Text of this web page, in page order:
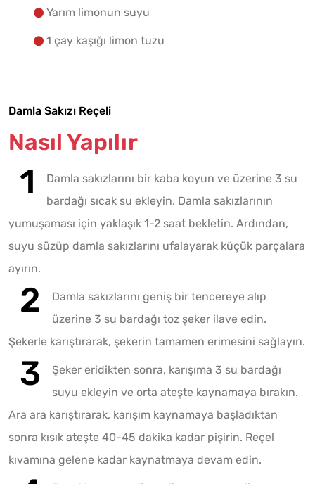
Yarım limonun suyu
1 çay kaşığı limon tuzu
Damla Sakızı Reçeli
Nasıl Yapılır
Damla sakızlarını bir kaba koyun ve üzerine 3 su
bardağı sıcak su ekleyin. Damla sakızlarının
yumuşaması için yaklaşık 1-2 saat bekletin. Ardından,
suyu süzüp damla sakızlarını ufalayarak küçük parçalara
ayırın.
Damla sakızlarını geniş bir tencereye alıp
üzerine 3 su bardağı toz şeker ilave edin.
Şekerle karıştırarak, şekerin tamamen erimesini sağlayın.
Şeker eridikten sonra, karışıma 3 su bardağı
suyu ekleyin ve orta ateşte kaynamaya bırakın.
Ara ara karıştırarak, karışım kaynamaya başladıktan
sonra kısık ateşte 40-45 dakika kadar pişirin. Reçel
kıvamına gelene kadar kaynatmaya devam edin.